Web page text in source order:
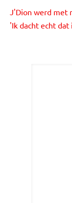
J'Dion werd met
'Ik dacht echt dat